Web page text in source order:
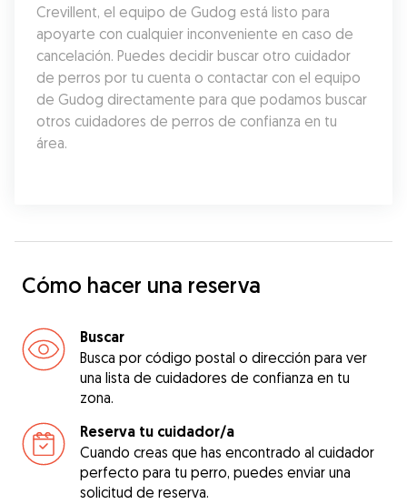
Crevillent, el equipo de Gudog está listo para
apoyarte con cualquier inconveniente en caso de
cancelación. Puedes decidir buscar otro cuidador
de perros por tu cuenta o contactar con el equipo
de Gudog directamente para que podamos buscar
otros cuidadores de perros de confianza en tu
área.
Cómo hacer una reserva
Buscar
Busca por código postal o dirección para ver
una lista de cuidadores de confianza en tu
zona.
Reserva tu cuidador/a
Cuando creas que has encontrado al cuidador
perfecto para tu perro, puedes enviar una
solicitud de reserva.